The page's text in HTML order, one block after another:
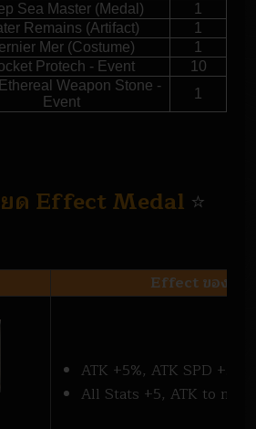
Sea Master (Medal)
1
Remains (Artifact)
1
Mer (Costume)
1
Protech - Event
10
Weapon Stone -
Event
1
ยด Effect Medal ⭐
Effect ของ
ATK +5%, ATK SPD
All Stats +5, ATK to